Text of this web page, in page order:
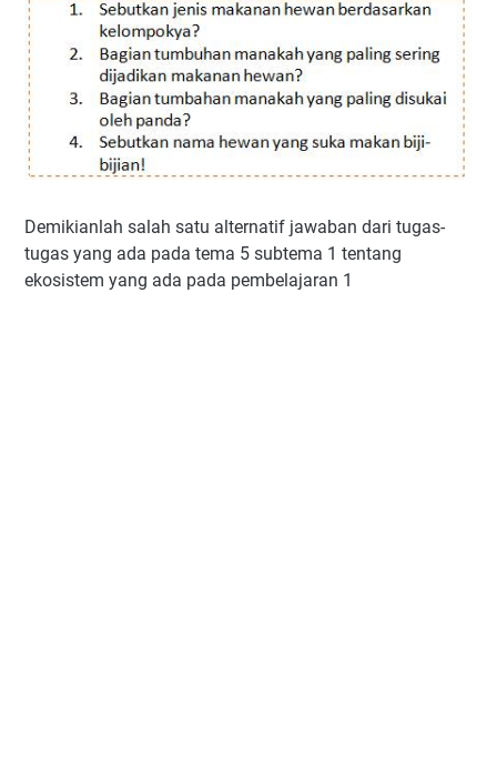
Demikianlah salah satu alternatif jawaban dari tugas-
tugas yang ada pada tema 5 subtema 1 tentang
ekosistem yang ada pada pembelajaran 1